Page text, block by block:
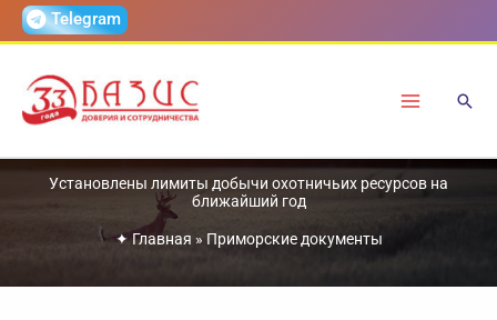
ПерейтиTelegram
Установлены лимиты добычи охотничьих ресурсов на
ближайший год
✦ Главная » Приморские документы